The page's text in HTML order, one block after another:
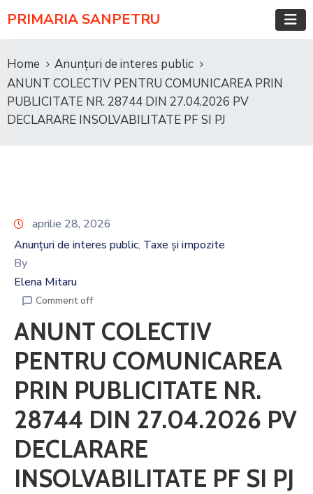
PRIMARIA SANPETRU
Home
Anunțuri de interes public
ANUNT COLECTIV PENTRU COMUNICAREA PRIN
PUBLICITATE NR. 28744 DIN 27.04.2026 PV
DECLARARE INSOLVABILITATE PF SI PJ
aprilie 28, 2026
Anunțuri de interes public‚ Taxe și impozite
By
Elena Mitaru
Comment off
ANUNT COLECTIV
PENTRU COMUNICAREA
PRIN PUBLICITATE NR.
28744 DIN 27.04.2026 PV
DECLARARE
INSOLVABILITATE PF SI PJ